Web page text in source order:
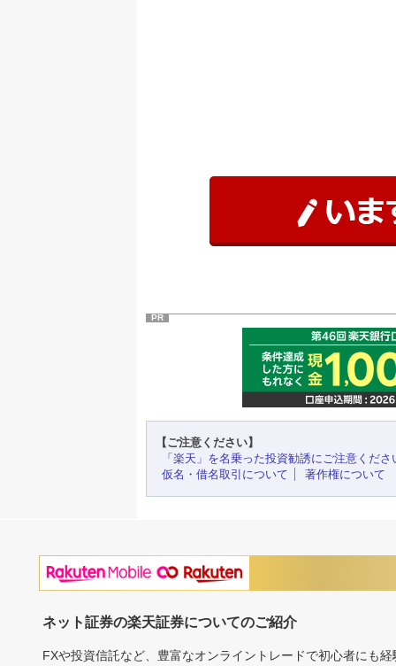
PR
【ご注意ください】
「楽天」を名乗った投資勧誘にご注意くださ
仮名・借名取引について
著作権について
ネット証券の楽天証券についてのご紹介
FXや投資信託など、豊富なオンライントレードで初心者にも